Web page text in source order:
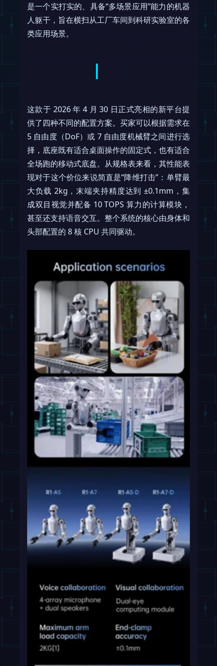
是一个实打实的、具备“多场景应用”能力的机器
人躯干，旨在横扫从工厂车间到科研实验室的各
类应用场景。
这款于 2026 年 4 月 30 日正式亮相的新平台提
供了四种不同的配置方案。买家可以根据需求在
5 自由度（DoF）或 7 自由度机械臂之间进行选
择，底座既有适合桌面操作的固定式，也有适合
全场跑的移动式底盘。从规格表来看，其性能表
现对于这个价位来说简直是“降维打击”：单臂最
大负载 2kg，末端夹持精度达到 ±0.1mm，集
成双目视觉并配备 10 TOPS 算力的计算模块，
甚至还支持语音交互。整个系统的核心由身体和
头部配置的 8 核 CPU 共同驱动。